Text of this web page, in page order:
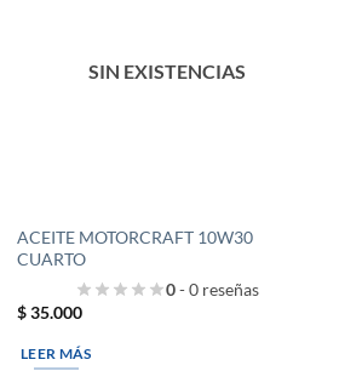
SIN EXISTENCIAS
ACEITE MOTORCRAFT 10W30
CUARTO
0- 0 reseñas
$35.000
LEER MÁS